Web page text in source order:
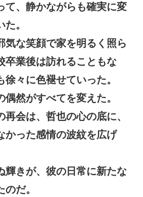
て、静かながらも確実に変
。
気な笑顔で家を明るく照ら
卒業後は訪れることもな
徐々に色褪せていった。
偶然がすべてを変えた。
会は、哲也の心の底に、
かった感情の波紋を広げ
輝きが、彼の日常に新たな
だ。